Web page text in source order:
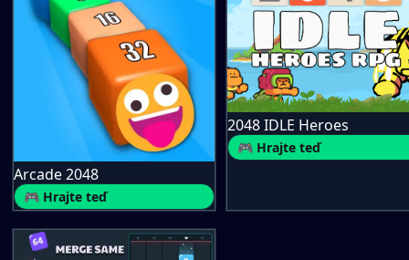
Arcade 2048
🎮 Hrajte teď
2048 IDLE Heroes
🎮 Hrajte teď